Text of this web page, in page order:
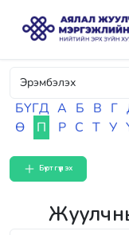
БҮГД А Б В Г
Ө
П Р С Т У
Бүртгүүлэх